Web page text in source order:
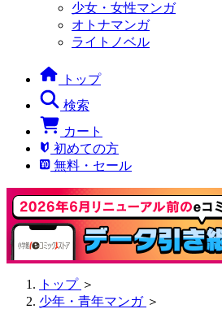
少女・女性マンガ
オトナマンガ
ライトノベル
トップ
検索
カート
初めての方
無料・セール
トップ ＞
少年・青年マンガ ＞